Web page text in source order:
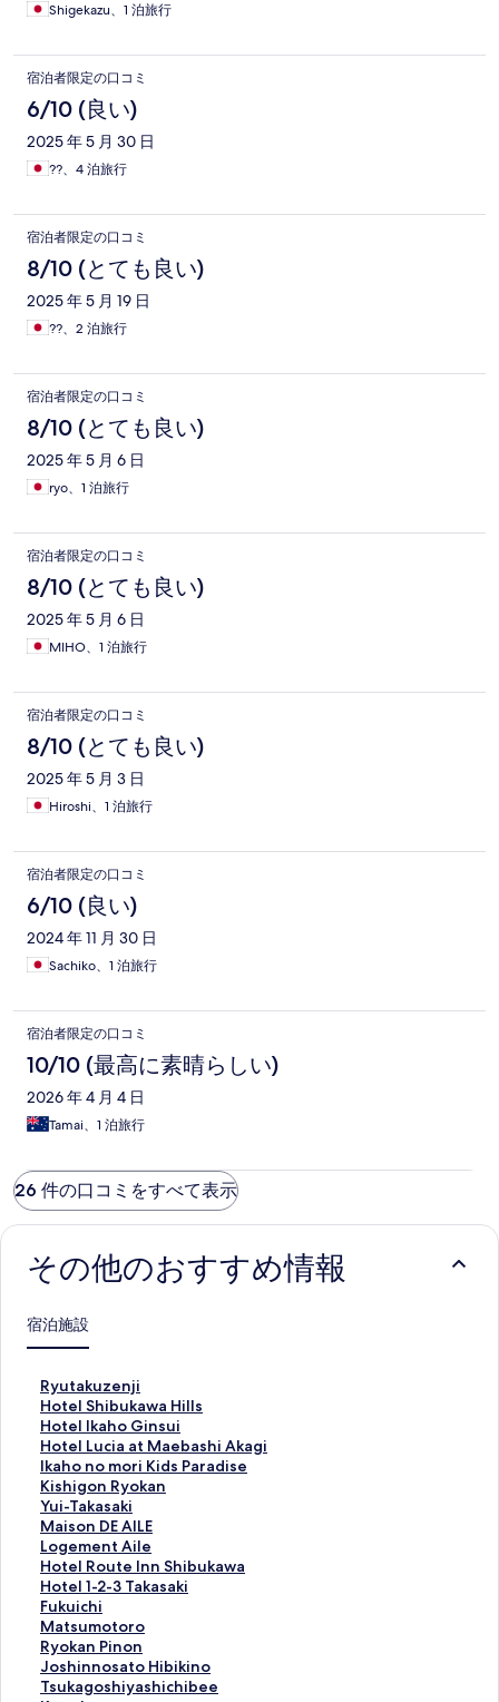
Shigekazu、1 泊旅行
宿泊者限定の口コミ
6/10 (良い)
2025 年 5 月 30 日
??、4 泊旅行
宿泊者限定の口コミ
8/10 (とても良い)
2025 年 5 月 19 日
??、2 泊旅行
宿泊者限定の口コミ
8/10 (とても良い)
2025 年 5 月 6 日
ryo、1 泊旅行
宿泊者限定の口コミ
8/10 (とても良い)
2025 年 5 月 6 日
MIHO、1 泊旅行
宿泊者限定の口コミ
8/10 (とても良い)
2025 年 5 月 3 日
Hiroshi、1 泊旅行
宿泊者限定の口コミ
6/10 (良い)
2024 年 11 月 30 日
Sachiko、1 泊旅行
宿泊者限定の口コミ
10/10 (最高に素晴らしい)
2026 年 4 月 4 日
Tamai、1 泊旅行
26 件の口コミをすべて表示
その他のおすすめ情報
宿泊施設
Ryutakuzenji
R
y
u
t
a
k
u
z
e
n
j
i
の
ペ
ー
ジ
Hotel Shibukawa Hills
H
o
t
e
l
S
h
i
b
u
k
a
w
a
H
Hotel Ikaho Ginsui
H
o
t
e
l
I
k
a
h
o
G
i
n
s
Hotel Lucia at Maebashi Akagi
H
o
t
e
l
L
u
c
i
a
a
t
M
Ikaho no mori Kids Paradise
I
k
a
h
o
n
o
m
o
r
i
K
Kishigon Ryokan
K
i
s
h
i
g
o
n
R
y
o
Yui-Takasaki
Y
u
i
-
T
a
k
a
s
a
Maison DE AILE
M
a
i
s
o
n
D
E
A
Logement Aile
L
o
g
e
m
e
n
t
Hotel Route Inn Shibukawa
H
o
t
e
l
R
o
Hotel 1-2-3 Takasaki
H
o
t
e
l
1
Fukuichi
F
u
k
u
i
Matsumotoro
M
a
t
s
Ryokan Pinon
R
y
o
Joshinnosato Hibikino
J
o
Tsukagoshiyashichibee
T